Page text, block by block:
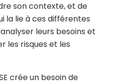
son contexte, et de
la lie à ces différentes
leurs besoins et
les risques et les
crée un besoin de